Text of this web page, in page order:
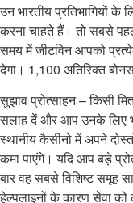
उन भारतीय प्रतिभागियों
करना चाहते हैं। तो सबसे
समय में जीटविन आपको
देगा। 1,100 अतिरिक्त
सुझाव प्रोत्साहन – किसी
सलाह दें और आप उनके लिए
स्थानीय कैसीनो में अपने
कमा पाएंगे। यदि आप बड़े
बार वह सबसे विशिष्ट समूह
हेल्पलाइनों के कारण सेवा